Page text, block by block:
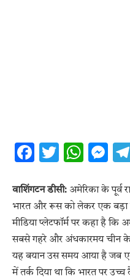
Facebook
Twitter
वाशिंगटन डीसी: अमेरिका के पूर्व
भारत और रूस को लेकर एक बड़ा
मीडिया प्लेटफॉर्म पर कहा है कि
सबसे गहरे और अंधकारमय चीन के
यह बयान उस समय आया है जब एक
में तर्क दिया था कि भारत पर